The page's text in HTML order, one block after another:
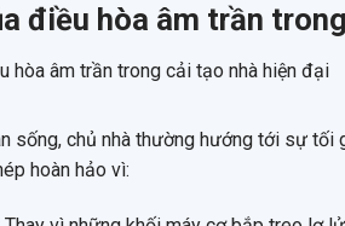
điều hòa âm trần
sống, chủ nhà thường hướng tới sự
hoàn hảo vì: